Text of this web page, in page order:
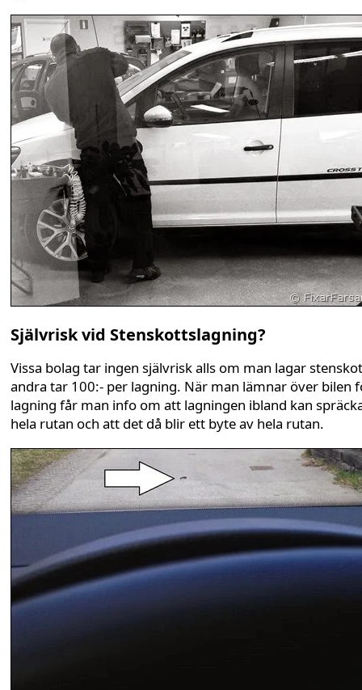
Självrisk vid Stenskottslagning?
Vissa bolag tar ingen självrisk alls om man lagar
andra tar 100:- per lagning. När man lämnar över bilen
lagning får man info om att lagningen ibland kan
hela rutan och att det då blir ett byte av hela rutan.